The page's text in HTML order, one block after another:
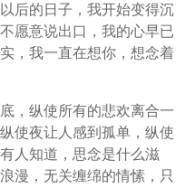
后的日子，我开始变得沉
愿意说出口，我的心早已
，我一直在想你， 想念着
，纵使所有的悲欢离合一
使夜让人感到 孤单，纵使
人知道，思念是什么滋
浪漫 ，无关缠绵的情愫，只